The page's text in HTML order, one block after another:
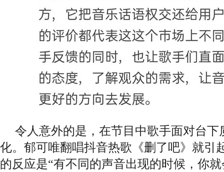
令人意外的是，在节目中歌手面对台下
化。郁可唯翻唱抖音热歌《删了吧》就引
的反应是“有不同的声音出现的时候，你